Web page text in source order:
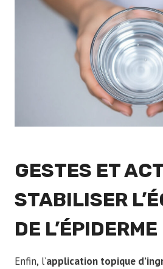
GESTES ET
STABILISER
DE L’ÉPIDERME
Enfin, l’application topique